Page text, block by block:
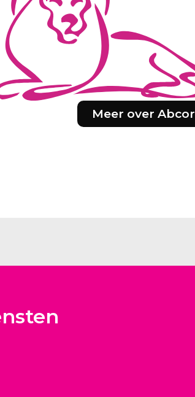
Meer over Abcor